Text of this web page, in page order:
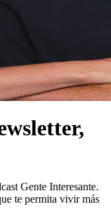
Gente Interesante.
te permita vivir más